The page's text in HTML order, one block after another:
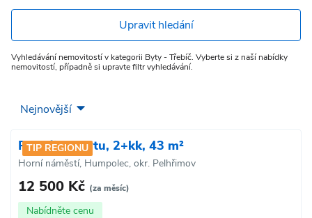
Upravit hledání
Vyhledávání nemovitostí v kategorii Byty - Třebíč. Vyberte si z naší nabídky
nemovitostí, případně si upravte filtr vyhledávání.
TIP REGIONU
Pronájem bytu, 2+kk, 43 m²
Horní náměstí, Humpolec, okr. Pelhřimov
12 500 Kč (za měsíc)
Nabídněte cenu